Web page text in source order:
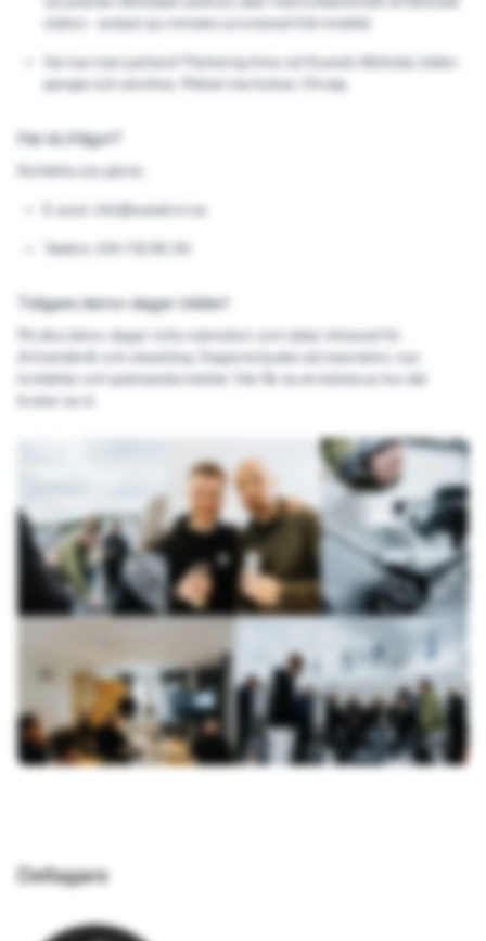
station
- endast sju minuters promenad från hotellet.
Var kan man parkera? Parkering finns vid Scandic Mölndal
, både i
garage och utomhus. Platser kan bokas i förväg.
Har du frågor?
Kontakta oss gärna:
E-post : info@swedron.se
Telefon
Tidigare demo-dagar i bilder!
På våra demo-dagar möts människor som delar intresset för
drönarteknik och utveckling. Dagarna bjuder på inspiration, nya
kontakter och spännande insikter. Här får du en känsla av hur det
brukar se ut.
Deltagare